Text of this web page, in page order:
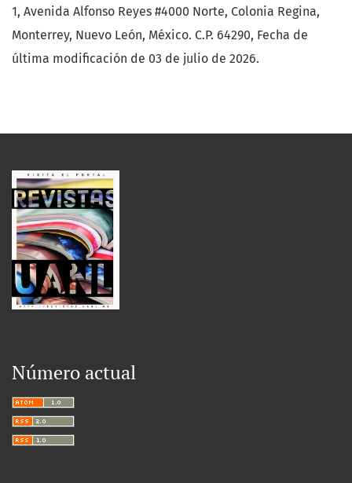
1, Avenida Alfonso Reyes #4000 Norte, Colonia Regina,
Monterrey, Nuevo León, México. C.P. 64290, Fecha de
última modificación de 03 de julio de 2026.
Número actual